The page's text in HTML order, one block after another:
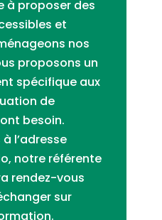
à proposer des
et
nos
proposons un
spécifique aux
de
besoin.
l’adresse
notre référente
rendez-vous
sur